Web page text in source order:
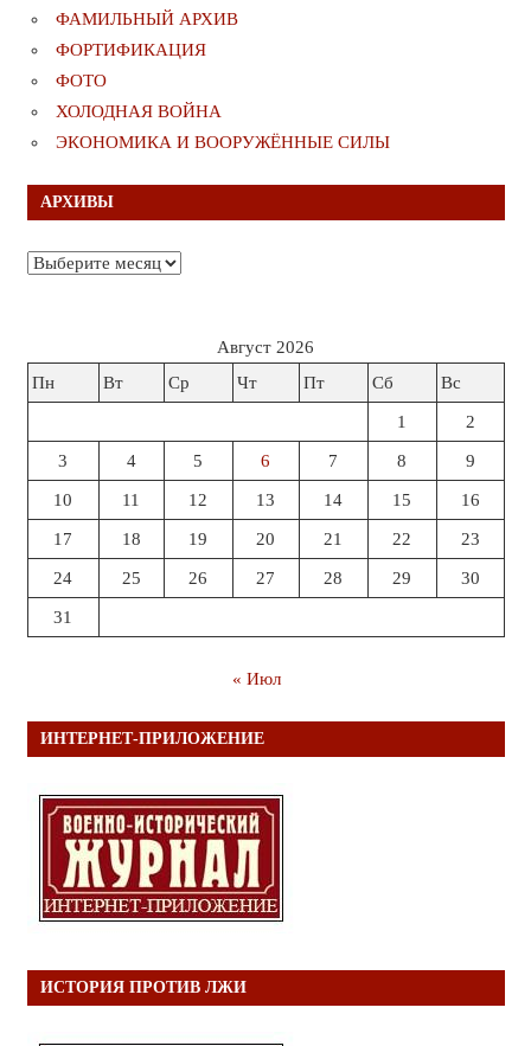
ФАМИЛЬНЫЙ АРХИВ
ФОРТИФИКАЦИЯ
ФОТО
ХОЛОДНАЯ ВОЙНА
ЭКОНОМИКА И ВООРУЖЁННЫЕ СИЛЫ
АРХИВЫ
Архивы
Август 2026
Пн
Вт Ср Чт Пт Сб Вс
1 2
3 4 5 6 7 8 9
10 11 12 13 14 15 16
17 18 19 20 21 22 23
24 25 26 27 28 29 30
31
« Июл
ИНТЕРНЕТ-ПРИЛОЖЕНИЕ
ИСТОРИЯ ПРОТИВ ЛЖИ